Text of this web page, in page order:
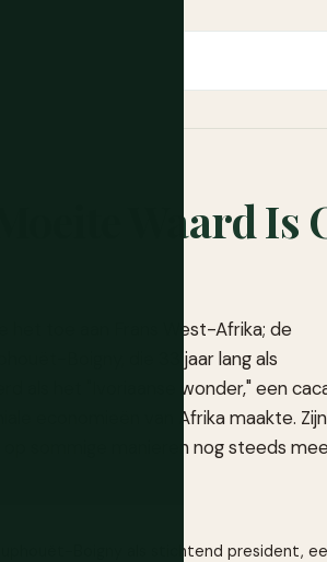
Waard Is
het toe aan Frans West-Afrika; de
Boigny, die 33 jaar lang als
als het "Ivoriaanse wonder," een
economieën van Afrika maakte.
sommige manieren nog steeds
Boigny als stichtend president,